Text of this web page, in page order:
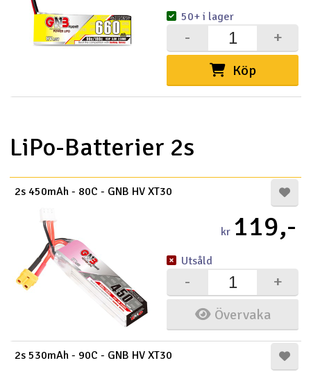
Köp
+
-
50+ i lager
LiPo-Batterier 2s
2s 450mAh - 80C - GNB HV XT30
kr 119,-
Övervaka
+
-
Utsåld
2s 530mAh - 90C - GNB HV XT30